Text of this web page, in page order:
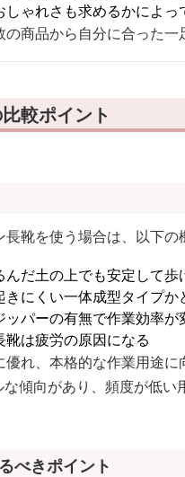
しゃれさも求めるかによ
商品から自分に合った一
較ポイント
靴を使う場合は、以下の
んだ土の上でも安定して歩
きにくい一体成型タイプか
ッパーの有無で作業効率が
靴は疲労の原因になる
れ、本格的な作業用途に
傾向があり、頻度が低い
べきポイント